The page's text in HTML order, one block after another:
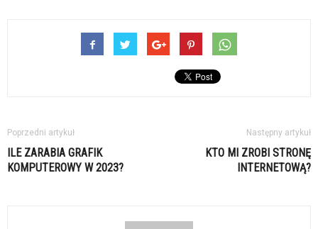
Poprzedni artykuł
ILE ZARABIA GRAFIK
KOMPUTEROWY W 2023?
Następny artykuł
KTO MI ZROBI STRONĘ
INTERNETOWĄ?